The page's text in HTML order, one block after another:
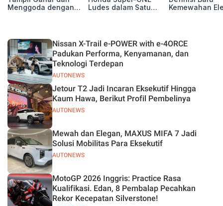
Menggoda dengan
Ludes dalam Satu
Kemewahan
AUTONEWS
Nissan X-Trail e-POWER with e-4ORCE
Padukan Performa, Kenyamanan, dan
Teknologi Terdepan
AUTONEWS
Jetour T2 Jadi Incaran Eksekutif Hingga
Kaum Hawa, Berikut Profil Pembelinya
AUTONEWS
Mewah dan Elegan, MAXUS MIFA 7 Jadi
Solusi Mobilitas Para Eksekutif
MotoGP 2026 Inggris: Practice Rasa
Kualifikasi. Edan, 8 Pembalap Pecahkan
Rekor Kecepatan Silverstone!